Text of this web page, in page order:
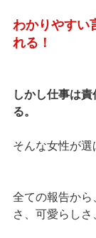
わかりやすい
れる！
しかし仕事は
る。
そんな女性が選
全ての報告か
さ、可愛らしさ、